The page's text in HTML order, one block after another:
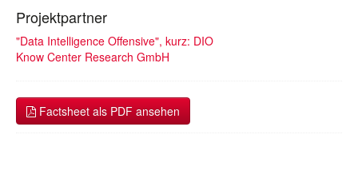
Projektpartner
"Data Intelligence Offensive", kurz: DIO
Know Center Research GmbH
Factsheet als PDF ansehen